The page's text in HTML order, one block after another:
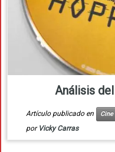
Análisis del
Artículo publicado en Cine
por Vicky Carras